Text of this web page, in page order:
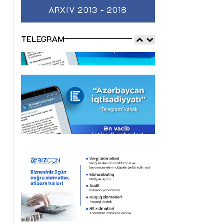
ARXIV 2013 - 2018
TELEGRAM